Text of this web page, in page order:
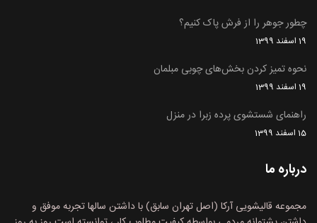
چطور جوهر را از فرش پاک کنیم؟
19 اسفند 1399
نحوه تمیز کردن بخش‌های چوبی مبلمان
19 اسفند 1399
راهنمای شستشوی پرده زبرا در منزل
15 اسفند 1399
درباره ما
مجموعه قالیشویی آرکا (اصل تهران سابق) با داشتن سالها تجربه موفق و